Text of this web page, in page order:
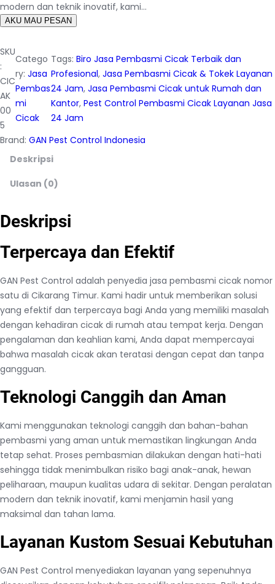
modern dan teknik inovatif, kami…
AKU MAU PESAN
SKU
:
CIC
AK
00
5
Catego
ry:Jasa
Pembas
mi
Cicak
Tags: Biro Jasa Pembasmi Cicak Terbaik dan
Profesional, Jasa Pembasmi Cicak & Tokek Layanan
24 Jam, Jasa Pembasmi Cicak untuk Rumah dan
Kantor, Pest Control Pembasmi Cicak Layanan Jasa
24 Jam
Brand: GAN Pest Control Indonesia
Deskripsi
Ulasan (0)
Deskripsi
Terpercaya dan Efektif
GAN Pest Control adalah penyedia jasa pembasmi cicak nomor
satu di Cikarang Timur. Kami hadir untuk memberikan solusi
yang efektif dan terpercaya bagi Anda yang memiliki masalah
dengan kehadiran cicak di rumah atau tempat kerja. Dengan
pengalaman dan keahlian kami, Anda dapat mempercayai
bahwa masalah cicak akan teratasi dengan cepat dan tanpa
gangguan.
Teknologi Canggih dan Aman
Kami menggunakan teknologi canggih dan bahan-bahan
pembasmi yang aman untuk memastikan lingkungan Anda
tetap sehat. Proses pembasmian dilakukan dengan hati-hati
sehingga tidak menimbulkan risiko bagi anak-anak, hewan
peliharaan, maupun kualitas udara di sekitar. Dengan peralatan
modern dan teknik inovatif, kami menjamin hasil yang
maksimal dan tahan lama.
Layanan Kustom Sesuai Kebutuhan
GAN Pest Control menyediakan layanan yang sepenuhnya